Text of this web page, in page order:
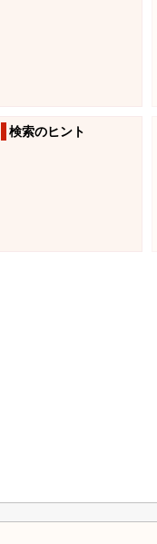
検索のヒント